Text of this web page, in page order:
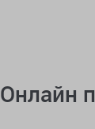
Онлайн